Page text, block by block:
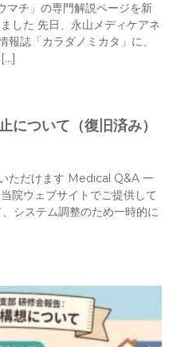
マチ」の専門解説ページを新
した 先日、永山メディケアネ
誌「カラダノミカタ」に、
ついて（復旧済み）
ただけます Medical Q&A 一
院ウェブサイトでご提供して
システム調整のため一時的に